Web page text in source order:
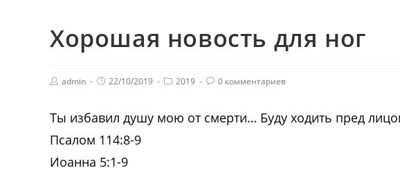
Хорошая новость для ног
admin 22/10/2019 2019 0 комментариев
Ты избавил душу мою от смерти… Буду ходить пред
Псалом 114:8-9
Иоанна 5:1-9